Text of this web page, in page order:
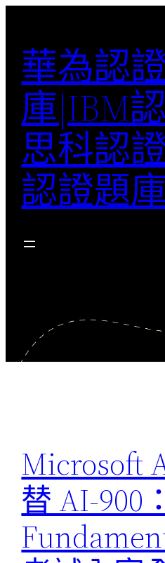
華為認
庫|IBM
思科認
認證題
Microsoft
替 AI-900